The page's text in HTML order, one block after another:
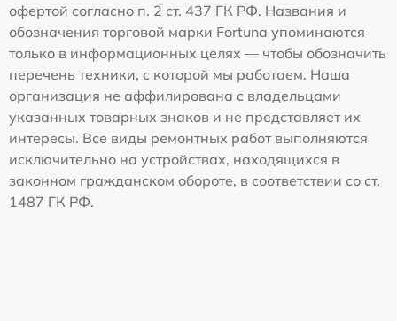
офертой согласно п. 2 ст. 437 ГК РФ. Названия и
обозначения торговой марки Fortuna упоминаются
только в информационных целях — чтобы обозначить
перечень техники, с которой мы работаем. Наша
организация не аффилирована с владельцами
указанных товарных знаков и не представляет их
интересы. Все виды ремонтных работ выполняются
исключительно на устройствах, находящихся в
законном гражданском обороте, в соответствии со ст.
1487 ГК РФ.